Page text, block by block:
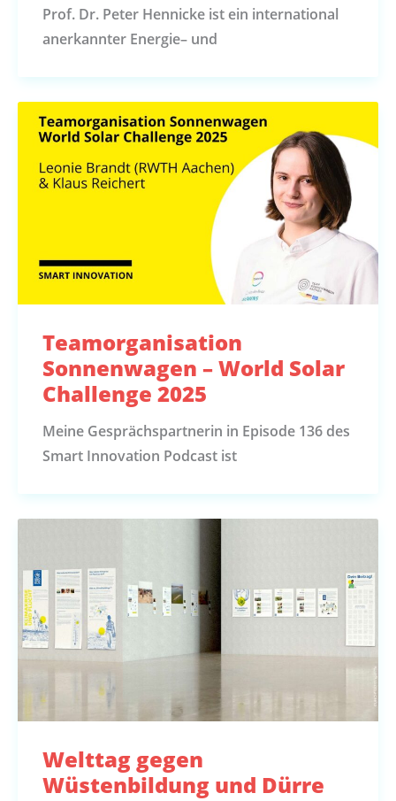
Prof. Dr. Peter Hennicke ist ein international
anerkannter Energie– und
Teamorganisation
Sonnenwagen – World Solar
Challenge 2025
Meine Gesprächspartnerin in Episode 136 des
Smart Innovation Podcast ist
Welttag gegen
Wüstenbildung und Dürre